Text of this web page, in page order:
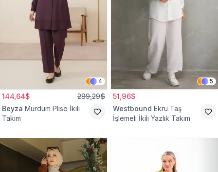
4
144,64$ 289,29$
Beyza Mürdüm Plise İkili
Takım
5
51,96$
Westbound Ekru Taş
İşlemeli İkili Yazlık Takım